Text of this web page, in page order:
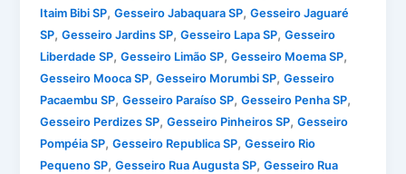
Itaim Bibi SP,Gesseiro Jabaquara SP,Gesseiro Jaguaré
SP,Gesseiro Jardins SP,Gesseiro Lapa SP,Gesseiro
Liberdade SP,Gesseiro Limão SP,Gesseiro Moema SP,
Gesseiro Mooca SP,Gesseiro Morumbi SP,Gesseiro
Pacaembu SP,Gesseiro Paraíso SP,Gesseiro Penha SP,
Gesseiro Perdizes SP,Gesseiro Pinheiros SP,Gesseiro
Pompéia SP,Gesseiro Republica SP,Gesseiro Rio
Pequeno SP,Gesseiro Rua Augusta SP,Gesseiro Rua